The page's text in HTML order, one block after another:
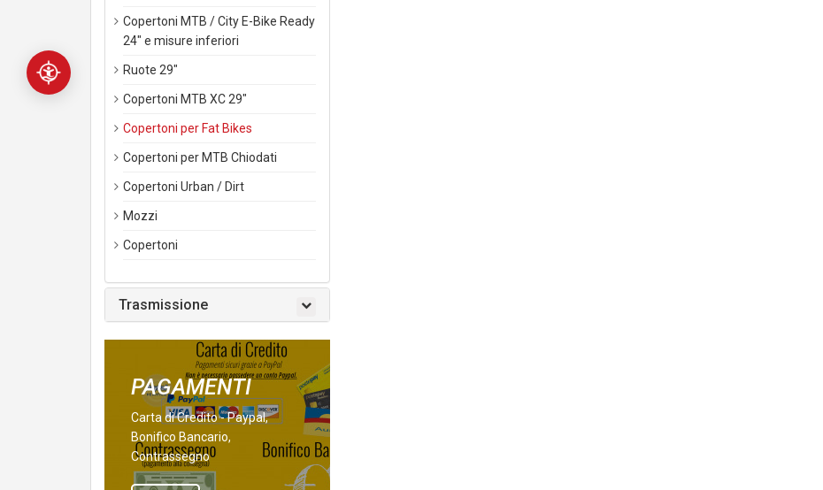
Copertoni MTB / City E-Bike Ready
24" e misure inferiori
Ruote 29"
Copertoni MTB XC 29"
Copertoni per Fat Bikes
Copertoni per MTB Chiodati
Copertoni Urban / Dirt
Mozzi
Copertoni
Trasmissione
PAGAMENTI
Carta di Credito - Paypal,
Bonifico Bancario,
Contrassegno